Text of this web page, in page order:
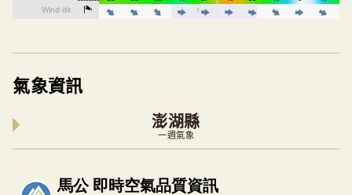
氣象資訊
澎湖縣
一週氣象
內嵌空氣品質小工具為視覺預覽，完整即時空